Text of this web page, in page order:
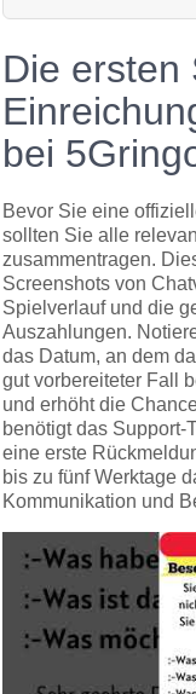
Die ersten
bei
Bevor Sie eine
sollten Sie alle
zusammentragen.
Screenshots von
Spielverlauf und die
Auszahlungen.
das Datum, an dem
gut vorbereiteter Fall
und erhöht die
benötigt das Support-
eine erste
bis zu fünf Werktage
Kommunikation und